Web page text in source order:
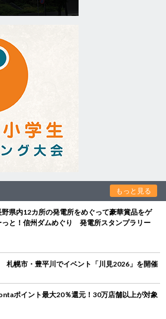
もっと見る
野県内12カ所の発電所をめぐって豪華賞品をゲ
っと！信州ダムめぐり 発電所スタンプラリー
札幌市・豊平川でイベント「川見2026」を開催
ポイント最大20％還元！30万店舗以上が対象